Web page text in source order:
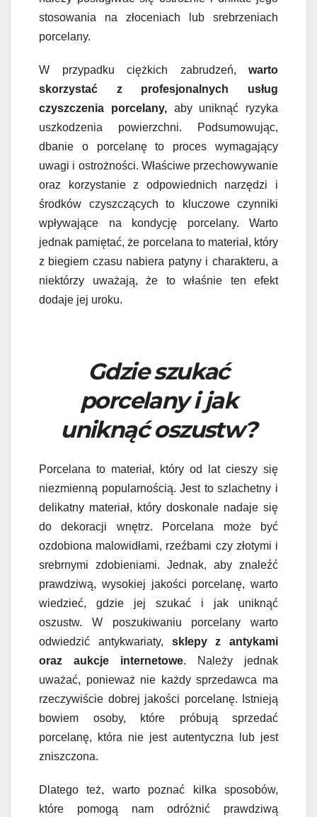
stosowania na złoceniach lub srebrzeniach
porcelany.
W przypadku ciężkich zabrudzeń, warto
skorzystać z profesjonalnych usług
czyszczenia porcelany,aby uniknąć ryzyka
uszkodzenia powierzchni. Podsumowując,
dbanie o porcelanę to proces wymagający
uwagi i ostrożności. Właściwe przechowywanie
oraz korzystanie z odpowiednich narzędzi i
środków czyszczących to kluczowe czynniki
wpływające na kondycję porcelany. Warto
jednak pamiętać, że porcelana to materiał, który
z biegiem czasu nabiera patyny i charakteru, a
niektórzy uważają, że to właśnie ten efekt
dodaje jej uroku.
Gdzie szukać
porcelany i jak
uniknąć oszustw?
Porcelana to materiał, który od lat cieszy się
niezmienną popularnością. Jest to szlachetny i
delikatny materiał, który doskonale nadaje się
do dekoracji wnętrz. Porcelana może być
ozdobiona malowidłami, rzeźbami czy złotymi i
srebrnymi zdobieniami. Jednak, aby znaleźć
prawdziwą, wysokiej jakości porcelanę, warto
wiedzieć, gdzie jej szukać i jak uniknąć
oszustw. W poszukiwaniu porcelany warto
odwiedzić antykwariaty, sklepy z antykami
oraz aukcje internetowe. Należy jednak
uważać, ponieważ nie każdy sprzedawca ma
rzeczywiście dobrej jakości porcelanę. Istnieją
bowiem osoby, które próbują sprzedać
porcelanę, która nie jest autentyczna lub jest
zniszczona.
Dlatego też, warto poznać kilka sposobów,
które pomogą nam odróżnić prawdziwą